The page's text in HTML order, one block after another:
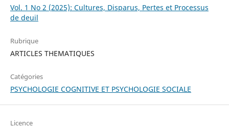
Vol. 1 No 2 (2025): Cultures, Disparus, Pertes et Processus
de deuil
Rubrique
ARTICLES THEMATIQUES
Catégories
PSYCHOLOGIE COGNITIVE ET PSYCHOLOGIE SOCIALE
Licence